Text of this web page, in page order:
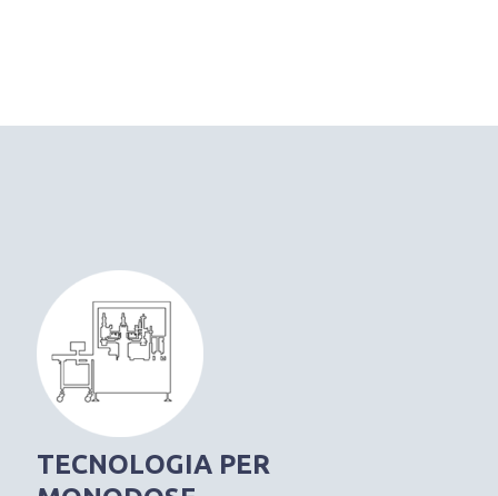
TECNOLOGIA PER